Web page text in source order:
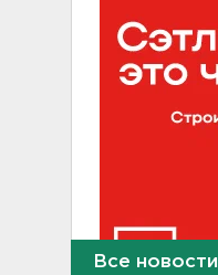
Все новости